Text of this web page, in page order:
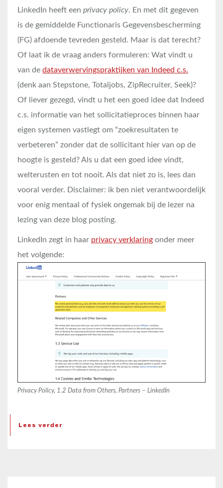
LinkedIn heeft een privacy policy. En met dit gegeven
is de gemiddelde Functionaris Gegevensbescherming
(FG) afdoende tevreden gesteld. Maar is dat terecht?
Of laat ik de vraag anders formuleren: Wat vindt u
van de dataverwervingspraktijken van Indeed c.s.
(denk aan Stepstone, Totaljobs, ZipRecruiter, Seek)?
Of liever gezegd, vindt u het een goed idee dat Indeed
c.s. informatie van het sollicitatieproces binnen haar
eigen systemen vastlegt om “zoekresultaten te
verbeteren” zonder dat de sollicitant hier van op de
hoogte is gesteld? Als u dat een goed idee vindt,
welterusten en tot nooit. Als dat niet zo is, lees dan
vooral verder. Disclaimer: ik ben niet verantwoordelijk
voor enig mentaal of fysiek ongemak bij de lezer na
lezing van deze blog posting.
LinkedIn zegt in haar privacy verklaring onder meer
het volgende:
Privacy Policy, 1.2 Data from Others, Partners – LinkedIn
Lees verder